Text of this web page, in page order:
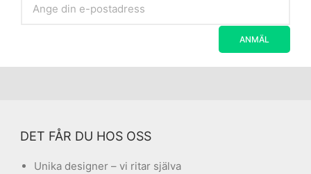
DET FÅR DU HOS OSS
Unika designer – vi ritar själva